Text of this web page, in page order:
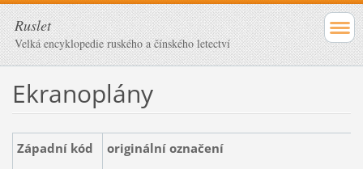
Ruslet
Velká encyklopedie ruského a čínského letectví
Ekranoplány
Západní kód originální označení